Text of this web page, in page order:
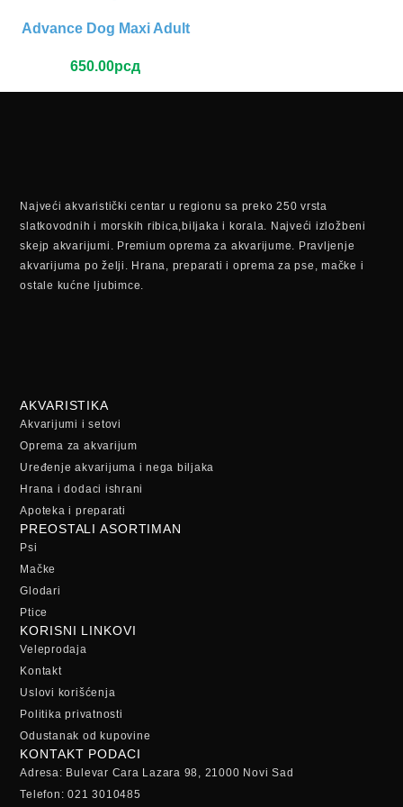
Advance Dog Maxi Adult
650.00рсд
Najveći akvaristički centar u regionu sa preko 250 vrsta
slatkovodnih i morskih ribica,biljaka i korala. Najveći izložbeni
skejp akvarijumi. Premium oprema za akvarijume. Pravljenje
akvarijuma po želji. Hrana, preparati i oprema za pse, mačke i
ostale kućne ljubimce.
AKVARISTIKA
Akvarijumi i setovi
Oprema za akvarijum
Uređenje akvarijuma i nega biljaka
Hrana i dodaci ishrani
Apoteka i preparati
PREOSTALI ASORTIMAN
Psi
Mačke
Glodari
Ptice
KORISNI LINKOVI
Veleprodaja
Kontakt
Uslovi korišćenja
Politika privatnosti
Odustanak od kupovine
KONTAKT PODACI
Adresa: Bulevar Cara Lazara 98, 21000 Novi Sad
Telefon: 021 3010485